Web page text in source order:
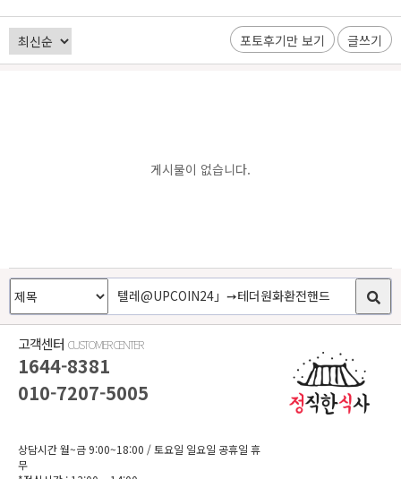
포토후기만 보기 글쓰기
게시물이 없습니다.
고객센터 CUSTOMER CENTER
1644-8381
010-7207-5005
상담시간 월~금 9:00~18:00 / 토요일 일요일 공휴일 휴
무